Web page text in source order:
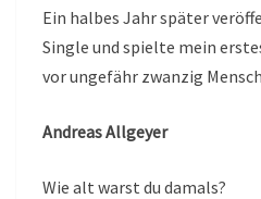
Ein halbes Jahr später
Single und spielte mein
vor ungefähr zwanzig
Andreas Allgeyer
Wie alt warst du damals?